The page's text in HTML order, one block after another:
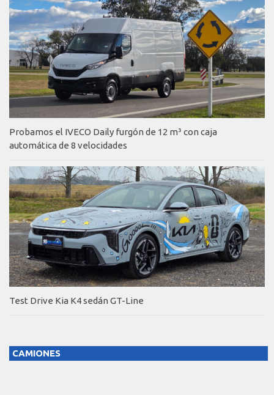
Probamos el IVECO Daily furgón de 12 m³ con caja
automática de 8 velocidades
Test Drive Kia K4 sedán GT-Line
CAMIONES